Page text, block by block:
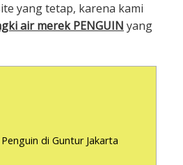
yang tetap, karena kami
air merek PENGUIN yang
di Guntur Jakarta